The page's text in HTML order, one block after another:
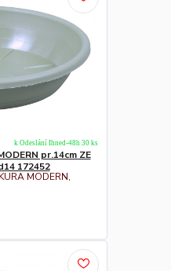
pr.14cm ZE
172452
MODERN,
k Odeslání Ihned-48h 30 ks